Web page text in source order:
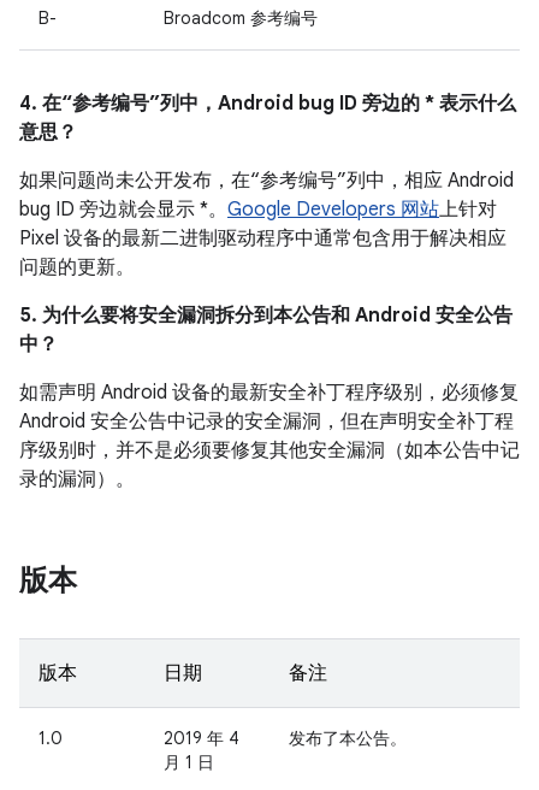
B- Broadcom 参考编号
4. 在“参考编号”列中，Android bug ID 旁边的 * 表示什么
意思？
如果问题尚未公开发布，在“参考编号”列中，相应 Android
bug ID 旁边就会显示 *。 Google Developers 网站上针对
Pixel 设备的最新二进制驱动程序中通常包含用于解决相应
问题的更新。
5. 为什么要将安全漏洞拆分到本公告和 Android 安全公告
中？
如需声明 Android 设备的最新安全补丁程序级别，必须修复
Android 安全公告中记录的安全漏洞，但在声明安全补丁程
序级别时，并不是必须要修复其他安全漏洞（如本公告中记
录的漏洞）。
版本
版本 日期 备注
1.0
2019 年 4
月 1 日
发布了本公告。